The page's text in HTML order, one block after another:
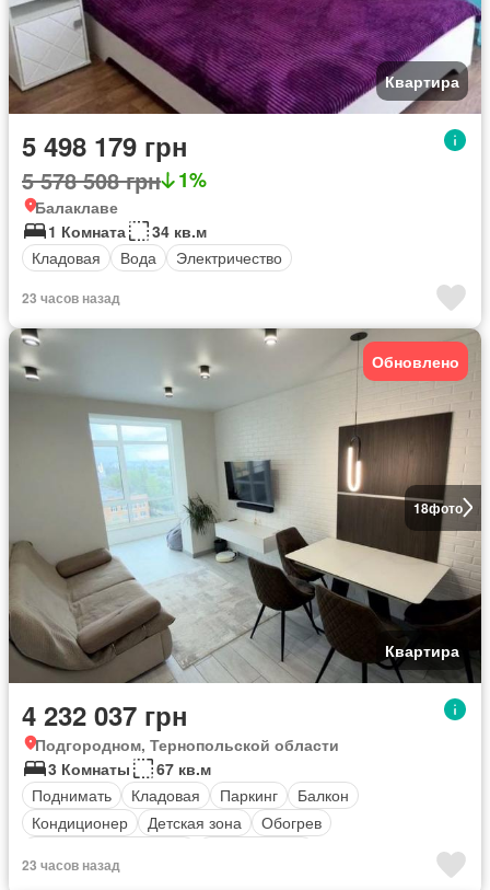
Квартира
5 498 179 грн
5 578 508 грн 1%
Балаклаве
1 Комната
34 кв.м
Кладовая
Вода Электричество
23 часов назад
18фото
Обновлено
Квартира
4 232 037 грн
Подгородном, Тернопольской области
3 Комнаты
67 кв.м
Поднимать
Кладовая Паркинг
Балкон
Кондиционер
Детская зона
Обогрев
Полностью меблирована
23 часов назад